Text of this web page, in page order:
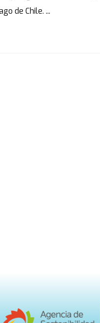
de Chile. ...